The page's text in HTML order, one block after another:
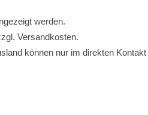
werden.
Versandkosten.
können nur im direkten